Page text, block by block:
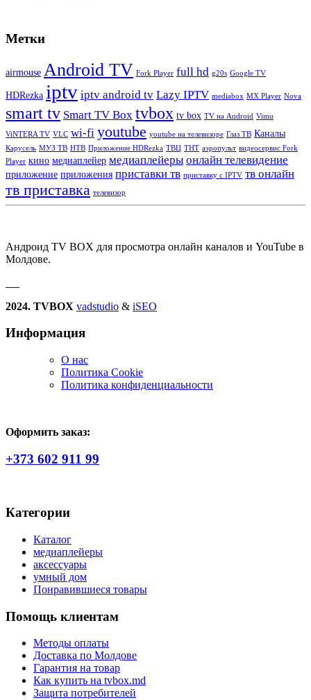
Метки
airmouse Android TV Fork Player full hd g20s Google TV
HDRezka iptv iptv android tv Lazy IPTV mediabox MX Player Nova
smart tv Smart TV Box tvbox tv box TV на Android Vimu
ViNTERA TV VLC wi-fi youtube youtube на телевизоре Глаз ТВ Каналы
Карусель МУЗ ТВ НТВ Приложение HDRezka ТВЦ ТНТ аэропульт видеосервис Fork
Player кино медиаплейер медиаплейеры онлайн телевидение
приложение приложения приставки тв приставку с IPTV тв онлайн
тв приставка телевизор
Андроид TV BOX для просмотра онлайн каналов и YouTube в
Молдове.
2024. TVBOX vadstudio & iSEO
Информация
О нас
Политика Сookie
Политика конфиденциальности
Оформить заказ:
+373 602 911 99
Категории
Каталог
медиаплейеры
аксессуары
умный дом
Понравившиеся товары
Помощь клиентам
Методы оплаты
Доставка по Молдове
Гарантия на товар
Как купить на tvbox.md
Защита потребителей